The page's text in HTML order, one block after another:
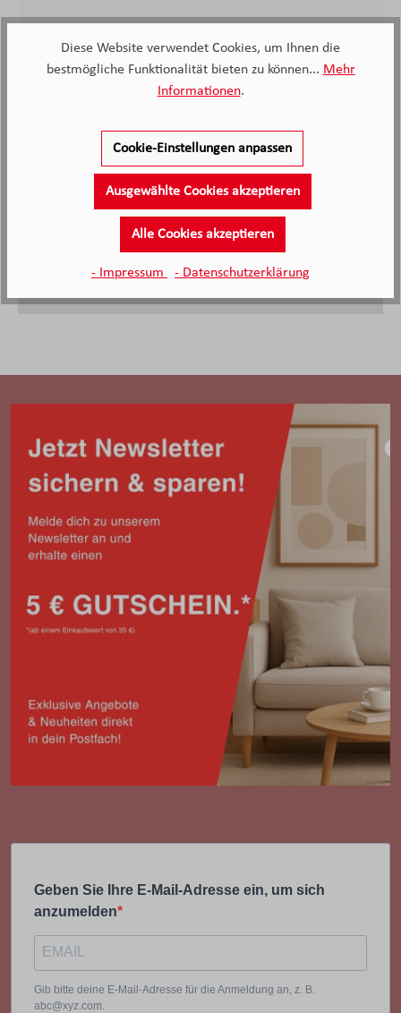
Aufbau.
Frank S., Kunde von Möbel Knappstein
Geben Sie Ihre E-Mail-Adresse ein, um sich
anzumelden
Gib bitte deine E-Mail-Adresse für die Anmeldung an, z. B.
abc@xyz.com.
Diese Website verwendet Cookies, um Ihnen die
bestmögliche Funktionalität bieten zu können... Mehr
Informationen.
Cookie-Einstellungen anpassen
Ausgewählte Cookies akzeptieren
Alle Cookies akzeptieren
- Impressum - Datenschutzerklärung